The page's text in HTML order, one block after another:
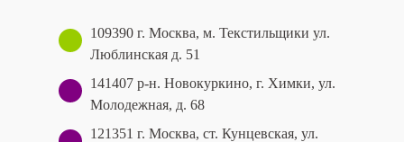
109390 г. Москва, м. Текстильщики ул.
Люблинская д. 51
141407 р-н. Новокуркино, г. Химки, ул.
Молодежная, д. 68
121351 г. Москва, ст. Кунцевская, ул.